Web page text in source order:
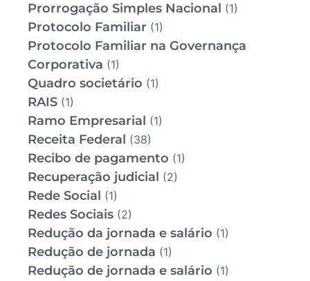
Prorrogação Simples Nacional (1)
Protocolo Familiar (1)
Protocolo Familiar na Governança
Corporativa (1)
Quadro societário (1)
RAIS (1)
Ramo Empresarial (1)
Receita Federal (38)
Recibo de pagamento (1)
Recuperação judicial (2)
Rede Social (1)
Redes Sociais (2)
Redução da jornada e salário (1)
Redução de jornada (1)
Redução de jornada e salário (1)